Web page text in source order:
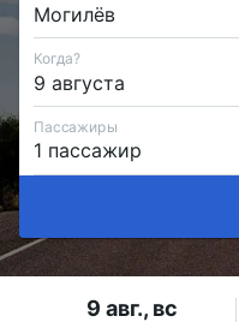
Когда?
Пассажиры
9 авг., вс